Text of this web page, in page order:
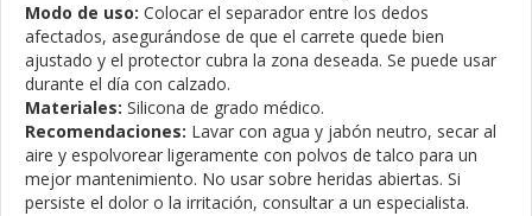
Modo de uso: Colocar el separador entre los dedos
afectados, asegurándose de que el carrete quede bien
ajustado y el protector cubra la zona deseada. Se puede usar
durante el día con calzado.
Materiales: Silicona de grado médico.
Recomendaciones: Lavar con agua y jabón neutro, secar al
aire y espolvorear ligeramente con polvos de talco para un
mejor mantenimiento. No usar sobre heridas abiertas. Si
persiste el dolor o la irritación, consultar a un especialista.